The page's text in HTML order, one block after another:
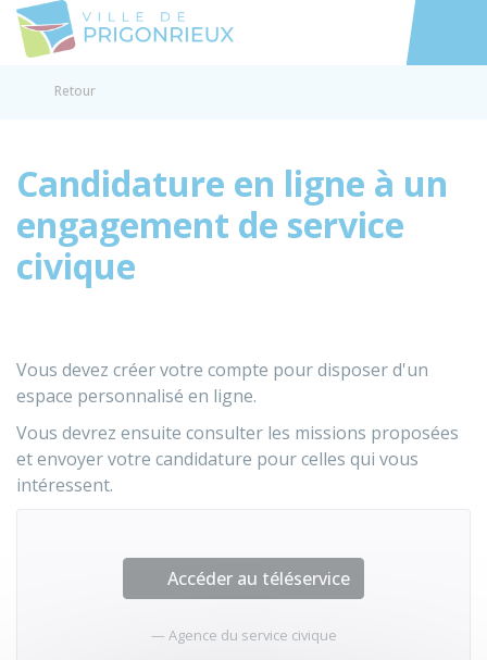
Accéder
Retour
Candidature en ligne à un
engagement de service
civique
Vous devez créer votre compte pour disposer d'un
espace personnalisé en ligne.
Vous devrez ensuite consulter les missions proposées
et envoyer votre candidature pour celles qui vous
intéressent.
Accéder au téléservice
Agence du service civique